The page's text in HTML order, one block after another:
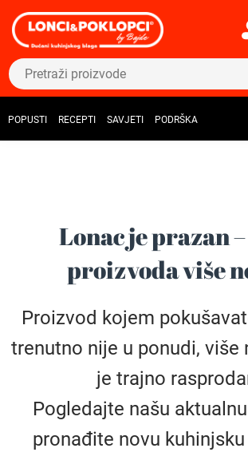
POPUSTI RECEPTI SAVJETI PODRŠKA
Lonac je prazan
proizvoda više
Proizvod kojem
trenutno nije u ponudi, više
je trajno
Pogledajte našu
pronađite novu